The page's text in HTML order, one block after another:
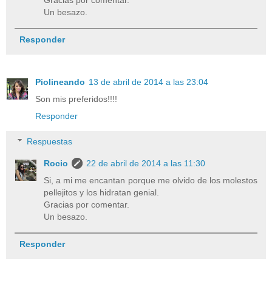
Un besazo.
Responder
Piolineando 13 de abril de 2014 a las 23:04
Son mis preferidos!!!!
Responder
Respuestas
Rocio
22 de abril de 2014 a las 11:30
Si, a mi me encantan porque me olvido de los molestos
pellejitos y los hidratan genial.
Gracias por comentar.
Un besazo.
Responder